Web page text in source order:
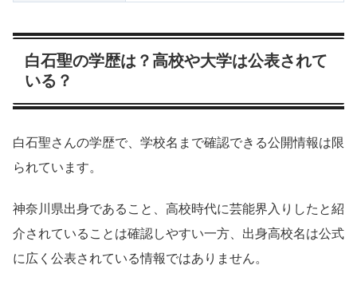
白石聖の学歴は？高校や大学は公表されて
いる？
白石聖さんの学歴で、学校名まで確認できる公開情報は限
られています。
神奈川県出身であること、高校時代に芸能界入りしたと紹
介されていることは確認しやすい一方、出身高校名は公式
に広く公表されている情報ではありません。